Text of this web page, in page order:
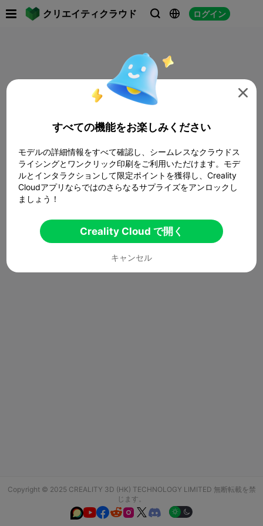
クリエイティクラウド   ログイン
Copyright © 2025 CREALITY 3D (HK) TECHNOLOGY LIMITED 無断転載を禁
じます。
  

すべての機能をお楽しみください
モデルの詳細情報をすべて確認し、シームレスなクラウドス
ライシングとワンクリック印刷をご利用いただけます。モデ
ルとインタラクションして限定ポイントを獲得し、Creality
Cloudアプリならではのさらなるサプライズをアンロックし
ましょう！
Creality Cloud で開く
キャンセル